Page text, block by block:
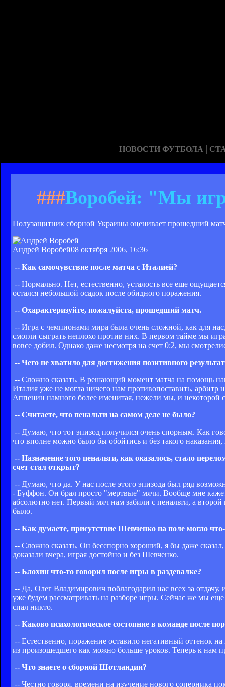
НОВОСТИ ФУТБОЛА |
###Воробей: "Мы
Полузащитник сборной Украины оценивает прошедший
Андрей Воробей08 октября 2006, 16:36
-- Как самочувствие после матча с Италией?
-- Нормально. Нет, естественно, усталость все еще
остался небольшой осадок после обидного поражения.
-- Охарактеризуйте, пожалуйста, прошедший матч.
-- Игра с чемпионами мира была очень сложной, как для
смогли сыграть неплохо против них. В первом тайме мы
вовсе добил. Однако даже несмотря на счет 0:2, мы
-- Чего не хватило для достижения позитивного
-- Сложно сказать. В решающий момент матча на помощь
Италия уже не могла ничего нам противопоставить, арбитр
Аппенин намного более именитая, нежели мы, и
-- Считаете, что пенальти на самом деле не было?
-- Думаю, что тот эпизод получился очень спорным. Как
что вполне можно было бы обойтись и без такого
-- Назначение того пенальти, как оказалось, стало
счет стал открыт?
-- Думаю, что да. У нас после этого эпизода был ряд
- Буффон. Он брал просто "мертвые" мячи. Вообще мне
абсолютно нет. Первый мяч нам забили с пенальти, а
было.
-- Как думаете, присутствие Шевченко на поле могло
-- Сложно сказать. Он бесспорно хороший, я бы даже
доказали вчера, играя достойно и без Шевченко.
-- Блохин что-то говорил после игры в раздевалке?
-- Да, Олег Владимирович поблагодарил нас всех за
уже будем рассматривать на разборе игры. Сейчас же мы
спал никто.
-- Каково психологическое состояние в команде после
-- Естественно, поражение оставило негативный оттенок
из произошедшего как можно больше уроков. Теперь к нам
-- Что знаете о сборной Шотландии?
-- Честно говоря, времени на изучение нового соперника